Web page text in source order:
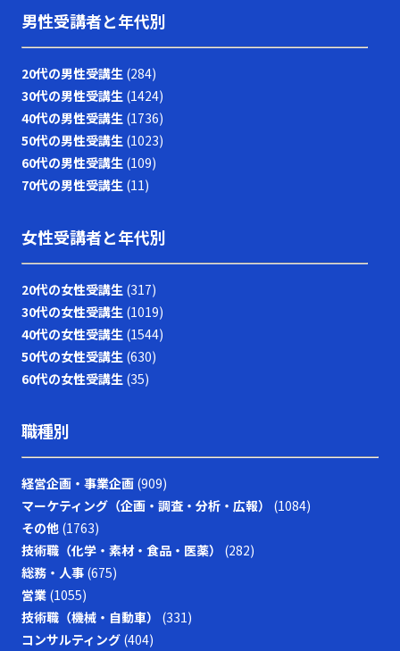
男性受講者と年代別
20代の男性受講生 (284)
30代の男性受講生 (1424)
40代の男性受講生 (1736)
50代の男性受講生 (1023)
60代の男性受講生 (109)
70代の男性受講生 (11)
女性受講者と年代別
20代の女性受講生 (317)
30代の女性受講生 (1019)
40代の女性受講生 (1544)
50代の女性受講生 (630)
60代の女性受講生 (35)
職種別
経営企画・事業企画 (909)
マーケティング（企画・調査・分析・広報） (1084)
その他 (1763)
技術職（化学・素材・食品・医薬） (282)
総務・人事 (675)
営業 (1055)
技術職（機械・自動車） (331)
コンサルティング (404)